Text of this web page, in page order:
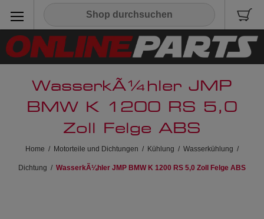
WasserkÃ¼hler JMP
BMW K 1200 RS 5,0
Zoll Felge ABS
Home / Motorteile und Dichtungen / Kühlung / Wasserkühlung /
Dichtung / WasserkÃ¼hler JMP BMW K 1200 RS 5,0 Zoll Felge ABS